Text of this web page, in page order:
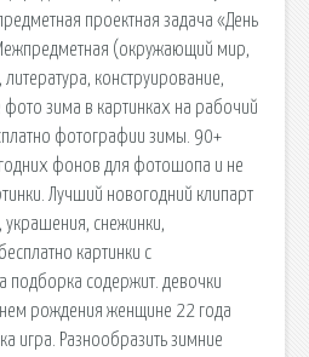
проектная задача «День
(окружающий мир,
конструирование,
зима в картинках на рабочий
фотографии зимы. 90+
фонов для фотошопа и не
Лучший новогодний клипарт
украшения, снежинки,
картинки с
подборка содержит. девочки
рождения женщине 22 года
игра. Разнообразить зимние